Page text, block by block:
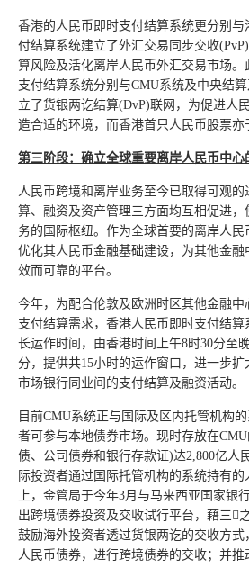
香港的人民币即时支付结算系统更分别
付结算系统建立了外汇交易同步交收
算风险及活化离岸人民币外汇交易市场
支付结算系统分别与CMU系统及中央结
立了货银两讫结算(DvP)联网，为促进人
造合适的环境，而香港首只人民币股票亦
第三阶段：确立全球重要离岸人民币中心
人民币跨境和离岸业务至今已取得可观
算、融资及资产管理三方面均互相促进
务的国际枢纽。作为全球首要的离岸人
优化其人民币金融基础建设，为其他金
效而可靠的平台。
今年，为配合伦敦及欧洲时区其他金融
支付结算需求，香港人民币即时支付结算
长运作时间，由香港时间上午8时30分至
分，提供共15小时的运作窗口，进一步
市场银行同业间的支付结算及融资活动。
目前CMU系统正与国际及区内托管机构
者可参与本地债券市场。现时存放在
债、公司债券和银行存款证)达2,800亿人
际投资者通过国际托管机构的系统持有
上，金管局于今年3月与马来西亚国家银
出跨境债券投资及交收试行平台，藉三
鼓励海外投资者透过货银两讫的交收方
人民币债券，进行跨境债券的交收；并